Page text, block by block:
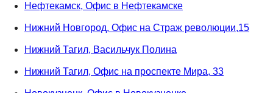
Нефтекамск, Офис в Нефтекамске
Нижний Новгород, Офис на Страж революции,15
Нижний Тагил, Васильчук Полина
Нижний Тагил, Офис на проспекте Мира, 33